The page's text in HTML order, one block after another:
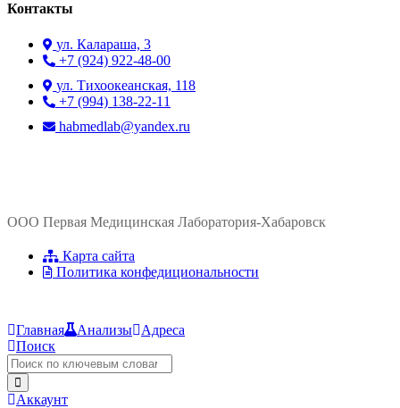
Контакты
ул. ​Калараша, 3
+7 (924) 922-48-00
ул. ​Тихоокеанская, 118
+7 (994) 138-22-11
habmedlab@yandex.ru
ООО Первая Медицинская Лаборатория-Хабаровск
Карта сайта
Политика конфедициональности
Главная Анализы
Адреса
Поиск
Аккаунт